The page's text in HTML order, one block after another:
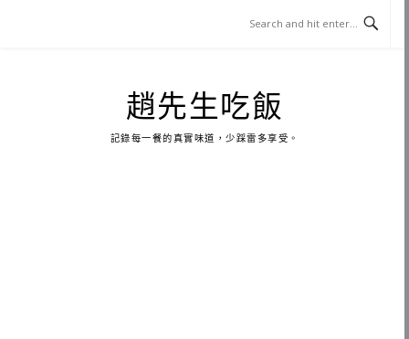
趙先生吃飯
記錄每一餐的真實味道，少踩雷多享受。